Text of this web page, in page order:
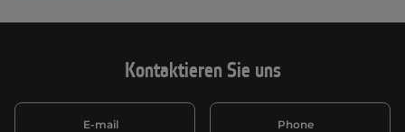
Kontaktieren Sie uns
E-mail Phone